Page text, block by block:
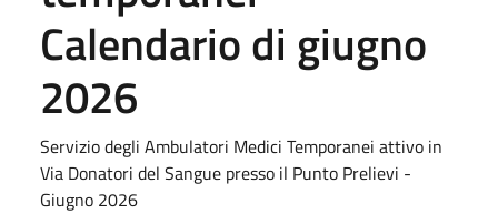
Calendario di giugno
2026
Servizio degli Ambulatori Medici Temporanei attivo in
Via Donatori del Sangue presso il Punto Prelievi -
Giugno 2026